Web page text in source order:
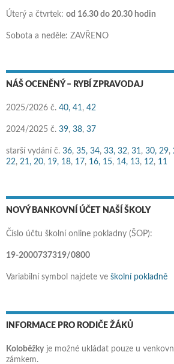
Úterý a čtvrtek: od 16.30 do 20.30 hodin
Sobota a neděle: ZAVŘENO
NÁŠ OCENĚNÝ – RYBÍ ZPRAVODAJ
2025/2026 č. 40, 41, 42
2024/2025 č. 39, 38, 37
starší vydání č. 36, 35, 34, 33, 32, 31, 30, 29,
22, 21, 20, 19, 18, 17, 16, 15, 14, 13, 12, 11
NOVÝ BANKOVNÍ ÚČET NAŠÍ ŠKOLY
Číslo účtu školní online pokladny (ŠOP):
19-2000737319/0800
Variabilní symbol najdete ve školní pokladně
INFORMACE PRO RODIČE ŽÁKŮ
Koloběžkyje možné ukládat pouze u
zámkem.